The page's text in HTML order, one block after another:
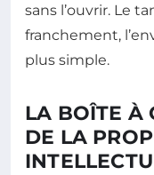
sans l’ouvrir. Le
franchement,
plus simple.
LA BOÎTE À
DE LA